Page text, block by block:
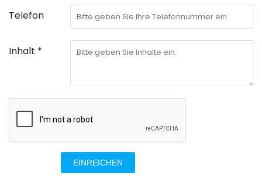
Telefon
Inhalt *
EINREICHEN